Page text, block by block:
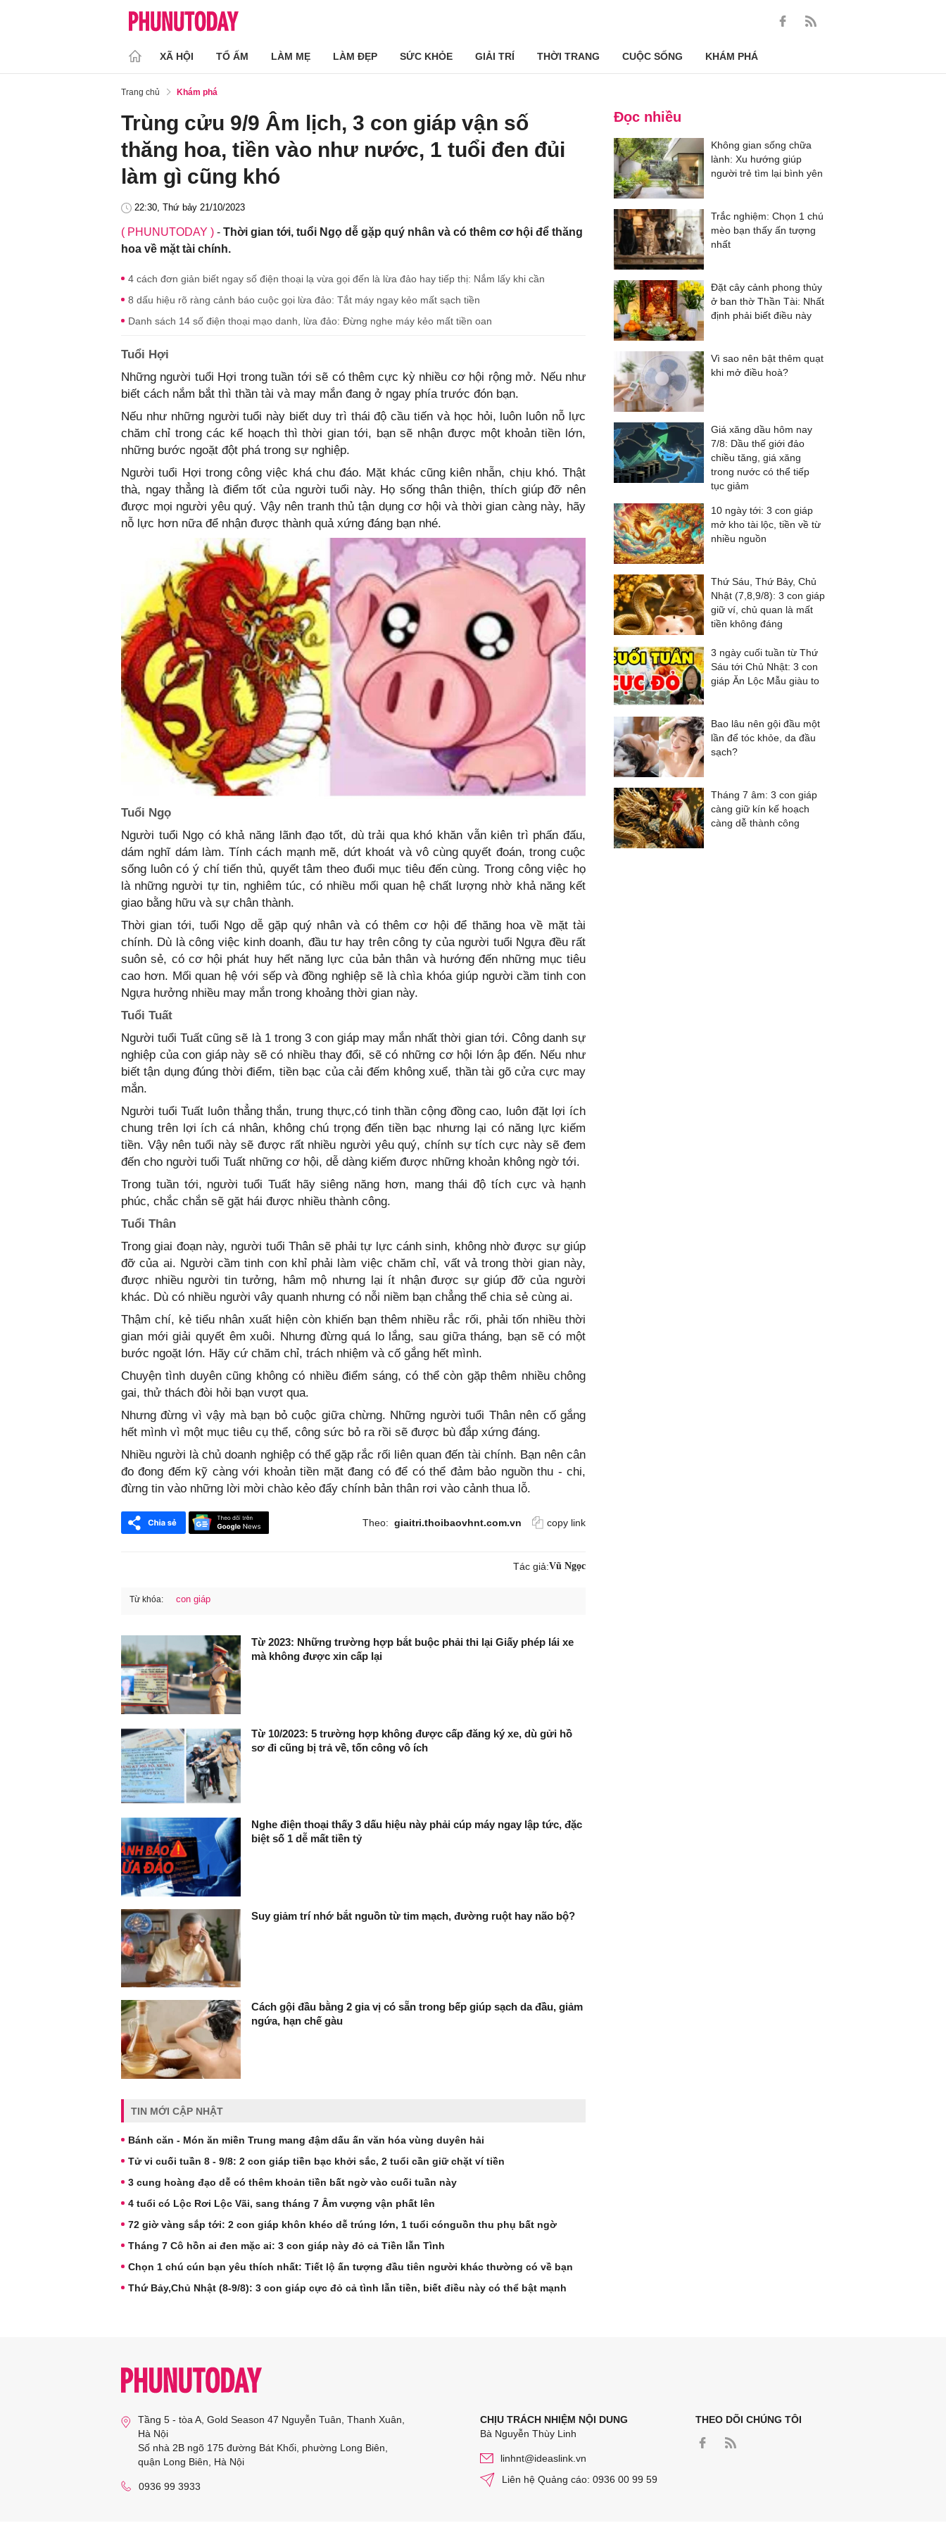
XÃ HỘI TỔ ẤM LÀM MẸ LÀM ĐẸP SỨC KHỎE GIẢI TRÍ THỜI TRANG CUỘC SỐNG KHÁM PHÁ
Trang chủ Khám phá
Trùng cửu 9/9 Âm lịch, 3 con giáp vận số
thăng hoa, tiền vào như nước, 1 tuổi đen đủi
làm gì cũng khó
22:30, Thứ bảy 21/10/2023
( PHUNUTODAY ) - Thời gian tới, tuổi Ngọ dễ gặp quý nhân và có thêm cơ hội để thăng
hoa về mặt tài chính.
4 cách đơn giản biết ngay số điện thoại lạ vừa gọi đến là lừa đảo hay tiếp thị: Nắm lấy khi cần
8 dấu hiệu rõ ràng cảnh báo cuộc gọi lừa đảo: Tắt máy ngay kẻo mất sạch tiền
Danh sách 14 số điện thoại mạo danh, lừa đảo: Đừng nghe máy kẻo mất tiền oan
Tuổi Hợi
Những người tuổi Hợi trong tuần tới sẽ có thêm cực kỳ nhiều cơ hội rộng mở. Nếu như
biết cách nắm bắt thì thần tài và may mắn đang ở ngay phía trước đón bạn.
Nếu như những người tuổi này biết duy trì thái độ cầu tiến và học hỏi, luôn luôn nỗ lực
chăm chỉ trong các kế hoạch thì thời gian tới, bạn sẽ nhận được một khoản tiền lớn,
những bước ngoặt đột phá trong sự nghiệp.
Người tuổi Hợi trong công việc khá chu đáo. Mặt khác cũng kiên nhẫn, chịu khó. Thật
thà, ngay thẳng là điểm tốt của người tuổi này. Họ sống thân thiện, thích giúp đỡ nên
được mọi người yêu quý. Vậy nên tranh thủ tận dụng cơ hội và thời gian càng này, hãy
nỗ lực hơn nữa để nhận được thành quả xứng đáng bạn nhé.
Tuổi Ngọ
Người tuổi Ngọ có khả năng lãnh đạo tốt, dù trải qua khó khăn vẫn kiên trì phấn đấu,
dám nghĩ dám làm. Tính cách mạnh mẽ, dứt khoát và vô cùng quyết đoán, trong cuộc
sống luôn có ý chí tiến thủ, quyết tâm theo đuổi mục tiêu đến cùng. Trong công việc họ
là những người tự tin, nghiêm túc, có nhiều mối quan hệ chất lượng nhờ khả năng kết
Thời gian tới, tuổi Ngọ dễ gặp quý nhân và có thêm cơ hội để thăng hoa về mặt tài
chính. Dù là công việc kinh doanh, đầu tư hay trên công ty của người tuổi Ngựa đều rất
suôn sẻ, có cơ hội phát huy hết năng lực của bản thân và hướng đến những mục tiêu
cao hơn. Mối quan hệ với sếp và đồng nghiệp sẽ là chìa khóa giúp người cầm tinh con
Ngựa hưởng nhiều may mắn trong khoảng thời gian này.
Tuổi Tuất
Người tuổi Tuất cũng sẽ là 1 trong 3 con giáp may mắn nhất thời gian tới. Công danh sự
nghiệp của con giáp này sẽ có nhiều thay đổi, sẽ có những cơ hội lớn ập đến. Nếu như
biết tận dụng đúng thời điểm, tiền bạc của cải đếm không xuể, thần tài gõ cửa cực may
mắn.
Người tuổi Tuất luôn thẳng thắn, trung thực,có tinh thần cộng đồng cao, luôn đặt lợi ích
chung trên lợi ích cá nhân, không chú trọng đến tiền bạc nhưng lại có năng lực kiếm
tiền. Vậy nên tuổi này sẽ được rất nhiều người yêu quý, chính sự tích cực này sẽ đem
đến cho người tuổi Tuất những cơ hội, dễ dàng kiếm được những khoản không ngờ tới.
Trong tuần tới, người tuổi Tuất hãy siêng năng hơn, mang thái độ tích cực và hạnh
phúc, chắc chắn sẽ gặt hái được nhiều thành công.
Tuổi Thân
Trong giai đoạn này, người tuổi Thân sẽ phải tự lực cánh sinh, không nhờ được sự giúp
đỡ của ai. Người cầm tinh con khỉ phải làm việc chăm chỉ, vất vả trong thời gian này,
được nhiều người tin tưởng, hâm mộ nhưng lại ít nhận được sự giúp đỡ của người
khác. Dù có nhiều người vây quanh nhưng có nỗi niềm bạn chẳng thể chia sẻ cùng ai.
Thậm chí, kẻ tiểu nhân xuất hiện còn khiến bạn thêm nhiều rắc rối, phải tốn nhiều thời
gian mới giải quyết êm xuôi. Nhưng đừng quá lo lắng, sau giữa tháng, bạn sẽ có một
bước ngoặt lớn. Hãy cứ chăm chỉ, trách nhiệm và cố gắng hết mình.
Chuyện tình duyên cũng không có nhiều điểm sáng, có thể còn gặp thêm nhiều chông
gai, thử thách đòi hỏi bạn vượt qua.
Nhưng đừng vì vậy mà bạn bỏ cuộc giữa chừng. Những người tuổi Thân nên cố gắng
hết mình vì một mục tiêu cụ thể, công sức bỏ ra rồi sẽ được bù đắp xứng đáng.
Nhiều người là chủ doanh nghiệp có thể gặp rắc rối liên quan đến tài chính. Bạn nên cân
đo đong đếm kỹ càng với khoản tiền mặt đang có để có thể đảm bảo nguồn thu - chi,
đừng tin vào những lời mời chào kẻo đẩy chính bản thân rơi vào cảnh thua lỗ.
Theo: giaitri.thoibaovhnt.com.vn copy link
Tác giả:Vũ Ngọc
Từ khóa: con giáp
Từ 2023: Những trường hợp bắt buộc phải thi lại Giấy phép lái xe
mà không được xin cấp lại
Từ 10/2023: 5 trường hợp không được cấp đăng ký xe, dù gửi hồ
sơ đi cũng bị trả về, tốn công vô ích
Nghe điện thoại thấy 3 dấu hiệu này phải cúp máy ngay lập tức, đặc
biệt số 1 dễ mất tiền tỷ
Suy giảm trí nhớ bắt nguồn từ tim mạch, đường ruột hay não bộ?
Cách gội đầu bằng 2 gia vị có sẵn trong bếp giúp sạch da đầu, giảm
ngứa, hạn chế gàu
TIN MỚI CẬP NHẬT
Bánh căn - Món ăn miền Trung mang đậm dấu ấn văn hóa vùng duyên hải
Tử vi cuối tuần 8 - 9/8: 2 con giáp tiền bạc khởi sắc, 2 tuổi cần giữ chặt ví tiền
3 cung hoàng đạo dễ có thêm khoản tiền bất ngờ vào cuối tuần này
4 tuổi có Lộc Rơi Lộc Vãi, sang tháng 7 Âm vượng vận phất lên
72 giờ vàng sắp tới: 2 con giáp khôn khéo dễ trúng lớn, 1 tuổi cónguồn thu phụ bất ngờ
Tháng 7 Cô hồn ai đen mặc ai: 3 con giáp này đỏ cả Tiền lẫn Tình
Chọn 1 chú cún bạn yêu thích nhất: Tiết lộ ấn tượng đầu tiên người khác thường có về bạn
Thứ Bảy,Chủ Nhật (8-9/8): 3 con giáp cực đỏ cả tình lẫn tiền, biết điều này có thể bật mạnh
Đọc nhiều
Không gian sống chữa
lành: Xu hướng giúp
người trẻ tìm lại bình yên
Trắc nghiệm: Chọn 1 chú
mèo bạn thấy ấn tượng
nhất
Đặt cây cảnh phong thủy
ở ban thờ Thần Tài: Nhất
định phải biết điều này
Vì sao nên bật thêm quạt
khi mở điều hoà?
Giá xăng dầu hôm nay
7/8: Dầu thế giới đảo
chiều tăng, giá xăng
trong nước có thể tiếp
tục giảm
10 ngày tới: 3 con giáp
mở kho tài lộc, tiền về từ
nhiều nguồn
Thứ Sáu, Thứ Bảy, Chủ
Nhật (7,8,9/8): 3 con giáp
giữ ví, chủ quan là mất
tiền không đáng
3 ngày cuối tuần từ Thứ
Sáu tới Chủ Nhật: 3 con
giáp Ăn Lộc Mẫu giàu to
Bao lâu nên gội đầu một
lần để tóc khỏe, da đầu
sạch?
Tháng 7 âm: 3 con giáp
càng giữ kín kế hoạch
càng dễ thành công
Tầng 5 - tòa A, Gold Season 47 Nguyễn Tuân, Thanh Xuân,
Hà Nội
Số nhà 2B ngõ 175 đường Bát Khối, phường Long Biên,
quận Long Biên, Hà Nội
0936 99 3933
CHỊU TRÁCH NHIỆM NỘI DUNG
Bà Nguyễn Thùy Linh
linhnt@ideaslink.vn
Liên hệ Quảng cáo: 0936 00 99 59
THEO DÕI CHÚNG TÔI